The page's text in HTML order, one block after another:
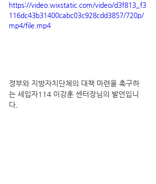
https://video.wixstatic.com/video/d3f813_f3
116dc43b31400cabc03c928cdd3857/720p/
mp4/file.mp4
정부와 지방자치단체의 대책 마련을 촉구하
는 세입자114 이강훈 센터장님의 발언입니
다.